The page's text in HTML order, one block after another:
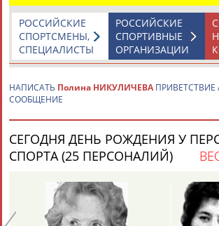
Каримжан
АБДРАХМАНОВ
Аделя
АБДРАХМАНОВА
Андрей
РОССИЙСКИЕ
СПОРТИВНЫЕ
ОРГАНИЗАЦИИ
РОССИЙСКИЕ
СПОРТСМЕНЫ,
СПЕЦИАЛИСТЫ
НАПИСАТЬ Полина НИКУЛИЧЕВА ПРИВЕТСТВИЕ
СООБЩЕНИЕ
СЕГОДНЯ ДЕНЬ РОЖДЕНИЯ У
СПОРТА (25 ПЕРСОНАЛИЙ)